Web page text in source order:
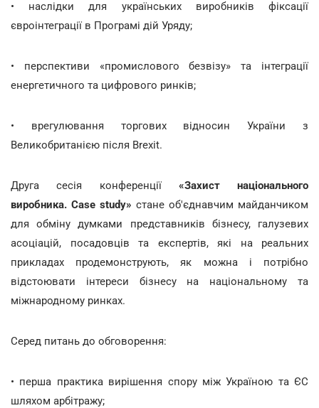
• наслідки для українських виробників фіксації
євроінтеграції в Програмі дій Уряду;
• перспективи «промислового безвізу» та інтеграції
енергетичного та цифрового ринків;
• врегулювання торгових відносин України з
Великобританією після Brexit.
Друга сесія конференції «Захист національного
виробника. Case study» стане об'єднавчим майданчиком
для обміну думками представників бізнесу, галузевих
асоціацій, посадовців та експертів, які на реальних
прикладах продемонструють, як можна і потрібно
відстоювати інтереси бізнесу на національному та
міжнародному ринках.
Серед питань до обговорення:
• перша практика вирішення спору між Україною та ЄС
шляхом арбітражу;